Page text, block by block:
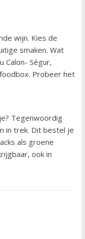
wijn. Kies de
smaken. Wat
Calon- Ségur,
Probeer het
Tegenwoordig
in trek. Dit bestel je
als groene
ook in